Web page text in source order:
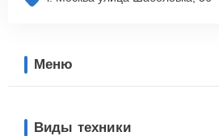
Меню
Виды техники